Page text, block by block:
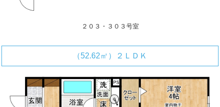
２０３・３０３号室
（52.62㎡）２ＬＤＫ